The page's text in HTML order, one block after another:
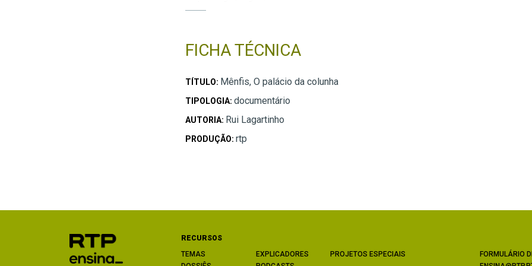
FICHA TÉCNICA
TÍTULO: Mênfis, O palácio da colunha
TIPOLOGIA: documentário
AUTORIA: Rui Lagartinho
PRODUÇÃO: rtp
RECURSOS
TEMAS
EXPLICADORES
PROJETOS ESPECIAIS
FORMULÁRIO